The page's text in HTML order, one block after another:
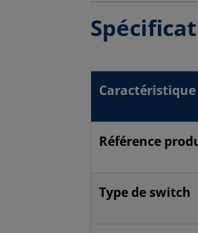
Caractéristique
Référence
Type de switch